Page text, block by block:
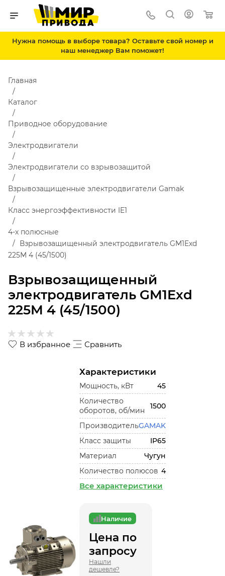
Нужна помощь в выборе товара? Оставьте свой номер и
наш менеджер Вам поможет!
Взрывозащищенный
электродвигатель GM1Exd
225M 4 (45/1500)
Главная
Каталог
Приводное оборудование
Электродвигатели
Электродвигатели со взрывозащитой
Взрывозащищенные электродвигатели Gamak
Класс энергоэффективности IE1
4-х полюсные
Взрывозащищенный электродвигатель GM1Exd
225M 4 (45/1500)
В избранное Сравнить
Характеристики
Мощность, кВт
45
Количество
оборотов, об/мин
1500
ПроизводительGAMAK
Класс защиты
IP65
Материал
Чугун
Количество полюсов 4
Все характеристики
Наличие
Цена по
запросу
Нашли
дешевле?